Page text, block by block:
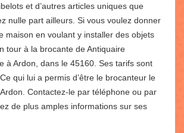
et d’autres articles uniques que
nulle part ailleurs. Si vous voulez donner
maison en voulant y installer des objets
tour à la brocante de Antiquaire
à Ardon, dans le 45160. Ses tarifs sont
qui lui a permis d’être le brocanteur le
Contactez-le par téléphone ou par
de plus amples informations sur ses